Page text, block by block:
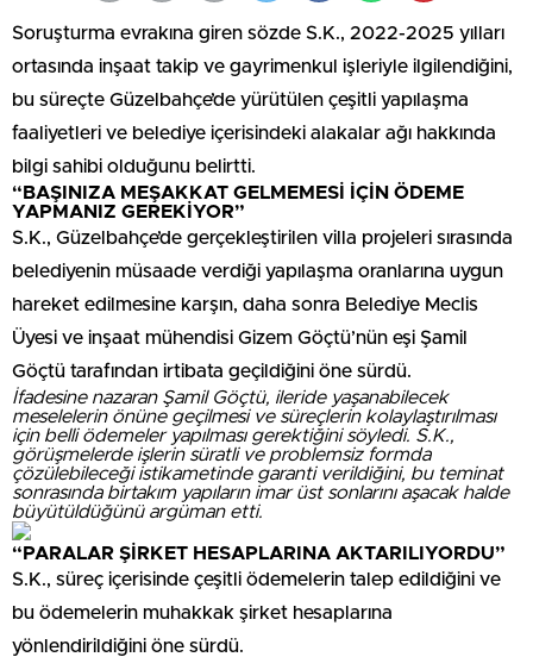
Soruşturma evrakına giren sözde S.K., 2022-2025 yılları
ortasında inşaat takip ve gayrimenkul işleriyle ilgilendiğini,
bu süreçte Güzelbahçe’de yürütülen çeşitli yapılaşma
faaliyetleri ve belediye içerisindeki alakalar ağı hakkında
bilgi sahibi olduğunu belirtti.
“BAŞINIZA MEŞAKKAT GELMEMESİ İÇİN ÖDEME
YAPMANIZ GEREKİYOR”
S.K., Güzelbahçe’de gerçekleştirilen villa projeleri sırasında
belediyenin müsaade verdiği yapılaşma oranlarına uygun
hareket edilmesine karşın, daha sonra Belediye Meclis
Üyesi ve inşaat mühendisi Gizem Göçtü’nün eşi Şamil
Göçtü tarafından irtibata geçildiğini öne sürdü.
İfadesine nazaran Şamil Göçtü, ileride yaşanabilecek
meselelerin önüne geçilmesi ve süreçlerin kolaylaştırılması
için belli ödemeler yapılması gerektiğini söyledi. S.K.,
görüşmelerde işlerin süratli ve problemsiz formda
çözülebileceği istikametinde garanti verildiğini, bu teminat
sonrasında birtakım yapıların imar üst sonlarını aşacak halde
büyütüldüğünü argüman etti.
“PARALAR ŞİRKET HESAPLARINA AKTARILIYORDU”
S.K., süreç içerisinde çeşitli ödemelerin talep edildiğini ve
bu ödemelerin muhakkak şirket hesaplarına
yönlendirildiğini öne sürdü.